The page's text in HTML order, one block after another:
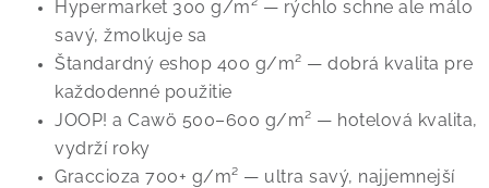
Hypermarket 300 g/m² — rýchlo schne ale málo
savý, žmolkuje sa
Štandardný eshop 400 g/m² — dobrá kvalita pre
každodenné použitie
JOOP! a Cawö 500–600 g/m² — hotelová kvalita,
vydrží roky
Graccioza 700+ g/m² — ultra savý, najjemnejší